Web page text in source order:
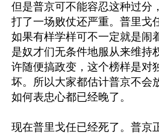
但是普京可不能容忍这种过分
打了一场败仗还严重。普里戈
如果有样学样可不一定就是闹
是奴才们无条件地服从来维持
许随便搞政变，这个榜样是对
坏。所以大家都估计普京不会
如何表忠心都已经晚了。
现在普里戈任已经死了。普京